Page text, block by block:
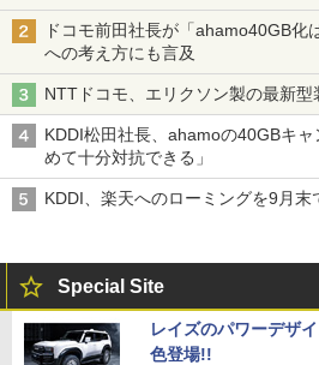
穴と楽天モバイルの課題
ドコモ前田社長が「ahamo40GB化
への考え方にも言及
NTTドコモ、エリクソン製の最新型
KDDI松田社長、ahamoの40GBキ
めて十分対抗できる」
KDDI、楽天へのローミングを9月末
Special Site
レイズのパワーデザ
色登場!!